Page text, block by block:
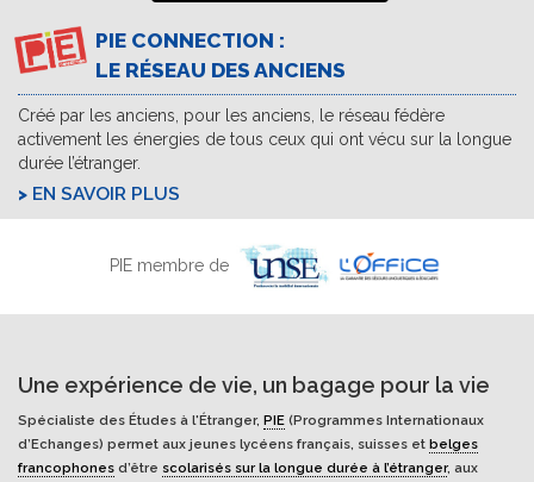
PIE CONNECTION :
LE RÉSEAU DES ANCIENS
Créé par les anciens, pour les anciens, le réseau fédère
activement les énergies de tous ceux qui ont vécu sur la longue
durée l’étranger.
EN SAVOIR PLUS
PIE membre de
Une expérience de vie, un bagage pour la vie
Spécialiste des Études à l'Étranger, PIE (Programmes Internationaux
d’Echanges) permet aux jeunes lycéens français, suisses et belges
francophones d’être scolarisés sur la longue durée à l’étranger, aux